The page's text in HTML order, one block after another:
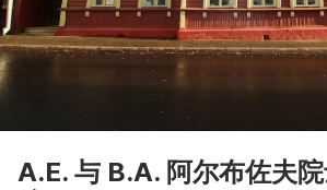
A.E. 与 B.A. 阿尔布佐夫